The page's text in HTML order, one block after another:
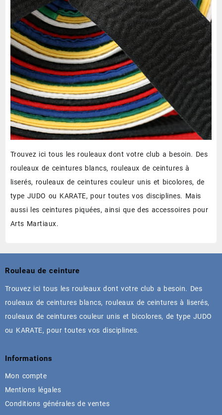
Trouvez ici tous les rouleaux dont votre club a besoin. Des
rouleaux de ceintures blancs, rouleaux de ceintures à
liserés, rouleaux de ceintures couleur unis et bicolores, de
type JUDO ou KARATE, pour toutes vos disciplines. Mais
aussi les ceintures piquées, ainsi que des accessoires pour
Arts Martiaux.
Rouleau de ceinture
Trouvez ici tous les rouleaux dont votre club a besoin. Des
rouleaux de ceintures blancs, rouleaux de ceintures à liserés,
rouleaux de ceintures couleur unis et bicolores, de type JUDO
ou KARATE, pour toutes vos disciplines.
Informations
Mon compte
Mentions légales
Conditions générales de ventes